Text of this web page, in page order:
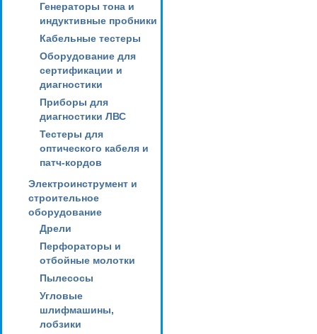
Генераторы тона и
индуктивные пробники
Кабельные тестеры
Оборудование для
сертификации и
диагностики
Приборы для
диагностики ЛВС
Тестеры для
оптического кабеля и
патч-кордов
Электроинструмент и
строительное
оборудование
Дрели
Перфораторы и
отбойные молотки
Пылесосы
Угловые
шлифмашины,
лобзики